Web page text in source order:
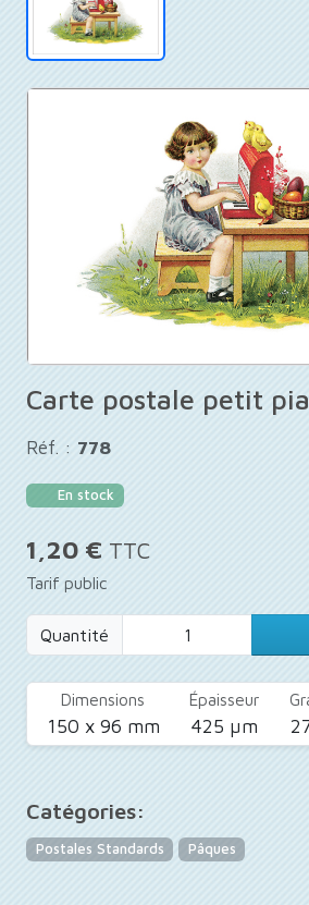
Carte postale petit
Réf. : 778
En stock
1,20 € TTC
Tarif public
Quantité
Dimensions
150 x 96 mm
Épaisseur
425 µm
Catégories:
Postales Standards Pâques